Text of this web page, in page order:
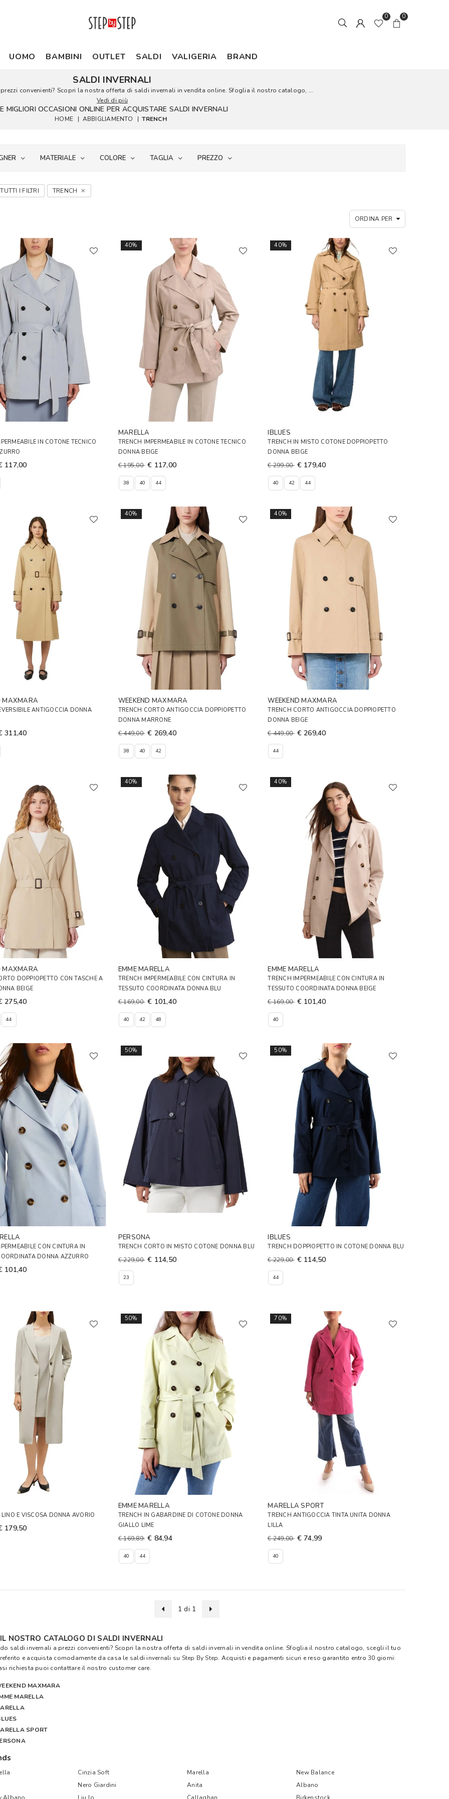
0 0
UOMO BAMBINI OUTLET SALDI VALIGERIA BRAND
SALDI INVERNALI
convenienti? Scopri la nostra offerta di saldi invernali in vendita online. Sfoglia il nostro catalogo, ...
Vedi di più
MIGLIORI OCCASIONI ONLINE PER ACQUISTARE SALDI INVERNALI
HOME | ABBIGLIAMENTO | TRENCH
MATERIALE COLORE TAGLIA PREZZO
I FILTRI TRENCH
IN COTONE TECNICO
117,00
40%
MARELLA
TRENCH IMPERMEABILE IN COTONE TECNICO
DONNA BEIGE
€ 195,00 € 117,00
38 40 44
40%
IBLUES
TRENCH IN MISTO COTONE DOPPIOPETTO
DONNA BEIGE
€ 299,00 € 179,40
40 42 44
MAXMARA
ANTIGOCCIA DONNA
311,40
40%
WEEKEND MAXMARA
TRENCH CORTO ANTIGOCCIA DOPPIOPETTO
DONNA MARRONE
€ 449,00 € 269,40
38 40 42
40%
WEEKEND MAXMARA
TRENCH CORTO ANTIGOCCIA DOPPIOPETTO
DONNA BEIGE
€ 449,00 € 269,40
44
MAXMARA
DOPPIOPETTO CON TASCHE A
BEIGE
275,40
44
40%
EMME MARELLA
TRENCH IMPERMEABILE CON CINTURA IN
TESSUTO COORDINATA DONNA BLU
€ 169,00 € 101,40
40 42 48
40%
EMME MARELLA
TRENCH IMPERMEABILE CON CINTURA IN
TESSUTO COORDINATA DONNA BEIGE
€ 169,00 € 101,40
40
CON CINTURA IN
DONNA AZZURRO
101,40
50%
PERSONA
TRENCH CORTO IN MISTO COTONE DONNA BLU
€ 229,00 € 114,50
23
50%
IBLUES
TRENCH DOPPIOPETTO IN COTONE DONNA BLU
€ 229,00 € 114,50
44
LINO E VISCOSA DONNA AVORIO
179,50
50%
EMME MARELLA
TRENCH IN GABARDINE DI COTONE DONNA
GIALLO LIME
€ 169,89 € 84,94
40 44
70%
MARELLA SPORT
TRENCH ANTIGOCCIA TINTA UNITA DONNA
LILLA
€ 249,00 € 74,99
40
1 di 1
NOSTRO CATALOGO DI SALDI INVERNALI
saldi invernali a prezzi convenienti? Scopri la nostra offerta di saldi invernali in vendita online. Sfoglia il nostro catalogo, scegli il tuo
e acquista comodamente da casa le saldi invernali su Step By Step. Acquisti e pagamenti sicuri e reso garantito entro 30 giorni:
richiesta puoi contattare il nostro customer care.
MAXMARA
MARELLA
SPORT
Cinzia Soft Marella
New Balance
Nero Giardini Anita
Albano